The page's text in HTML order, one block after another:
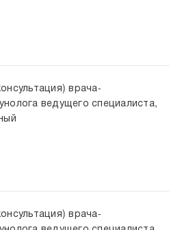
врача-
ведущего специалиста,
врача-